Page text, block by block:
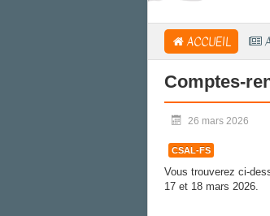
ACCUEIL
Comptes-
26 mars 2026
CSAL-FS
Vous trouverez ci-
17 et 18 mars 2026.